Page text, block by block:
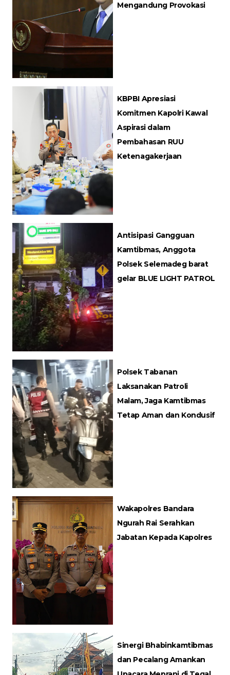
Mengandung Provokasi
KBPBI Apresiasi
Komitmen Kapolri Kawal
Aspirasi dalam
Pembahasan RUU
Ketenagakerjaan
Antisipasi Gangguan
Kamtibmas, Anggota
Polsek Selemadeg barat
gelar BLUE LIGHT PATROL
Polsek Tabanan
Laksanakan Patroli
Malam, Jaga Kamtibmas
Tetap Aman dan Kondusif
Wakapolres Bandara
Ngurah Rai Serahkan
Jabatan Kepada Kapolres
Sinergi Bhabinkamtibmas
dan Pecalang Amankan